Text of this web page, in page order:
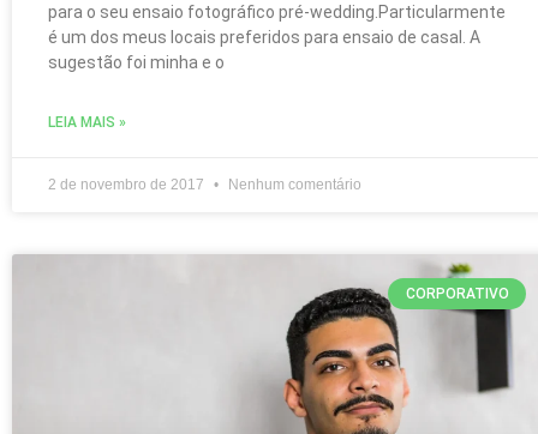
para o seu ensaio fotográfico pré-wedding.Particularmente
é um dos meus locais preferidos para ensaio de casal. A
sugestão foi minha e o
LEIA MAIS »
2 de novembro de 2017 Nenhum comentário
CORPORATIVO